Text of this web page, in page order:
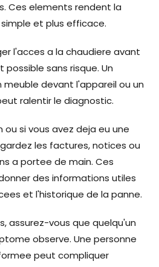
Ces elements rendent la
et plus efficace.
l'acces a la chaudiere avant
sans risque. Un
devant l'appareil ou un
ralentir le diagnostic.
ou si vous avez deja eu une
les factures, notices ou
a portee de main. Ces
des informations utiles
et l'historique de la panne.
assurez-vous que quelqu'un
observe. Une personne
peut compliquer